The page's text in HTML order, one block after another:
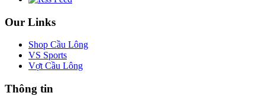
Our Links
Shop Cầu Lông
VS Sports
Vợt Cầu Lông
Thông tin